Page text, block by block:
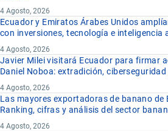
4 Agosto, 2026
Ecuador y Emiratos Árabes Unidos
con inversiones, tecnología e inteligencia
4 Agosto, 2026
Javier Milei visitará Ecuador para firmar
Daniel Noboa: extradición,
4 Agosto, 2026
Las mayores exportadoras de banano de
Ranking, cifras y análisis del sector
4 Agosto, 2026